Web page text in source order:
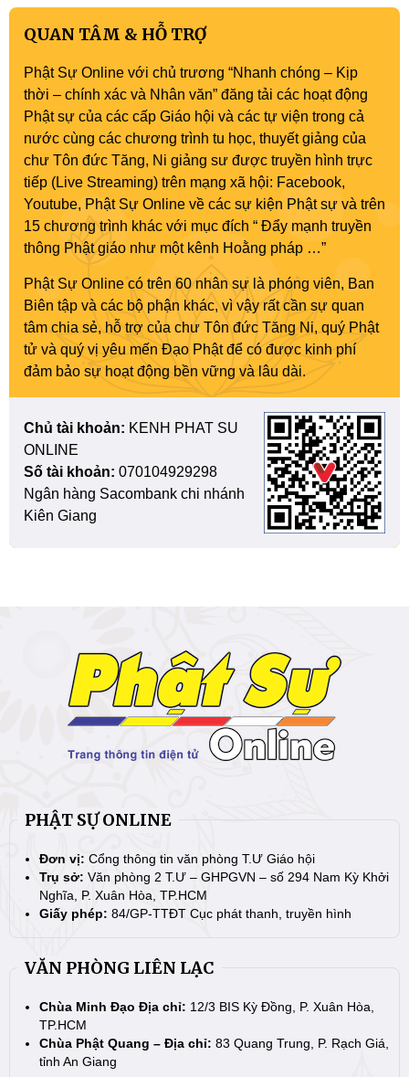
QUAN TÂM & HỖ TRỢ
Phật Sự Online với chủ trương “Nhanh chóng – Kịp
thời – chính xác và Nhân văn” đăng tải các hoạt động
Phật sự của các cấp Giáo hội và các tự viện trong cả
nước cùng các chương trình tu học, thuyết giảng của
chư Tôn đức Tăng, Ni giảng sư được truyền hình trực
tiếp (Live Streaming) trên mạng xã hội: Facebook,
Youtube, Phật Sự Online về các sự kiện Phật sự và trên
15 chương trình khác với mục đích “ Đẩy mạnh truyền
thông Phật giáo như một kênh Hoằng pháp …”
Phật Sự Online có trên 60 nhân sự là phóng viên, Ban
Biên tập và các bộ phận khác, vì vậy rất cần sự quan
tâm chia sẻ, hỗ trợ của chư Tôn đức Tăng Ni, quý Phật
tử và quý vị yêu mến Đạo Phật để có được kinh phí
đảm bảo sự hoạt động bền vững và lâu dài.
Chủ tài khoản: KENH PHAT SU
ONLINE
Số tài khoản: 070104929298
Ngân hàng Sacombank chi nhánh
Kiên Giang
PHẬT SỰ ONLINE
Đơn vị: Cổng thông tin văn phòng T.Ư Giáo hội
Trụ sở: Văn phòng 2 T.Ư – GHPGVN – số 294 Nam Kỳ Khởi
Nghĩa, P. Xuân Hòa, TP.HCM
Giấy phép: 84/GP-TTĐT Cục phát thanh, truyền hình
VĂN PHÒNG LIÊN LẠC
Chùa Minh Đạo Địa chỉ: 12/3 BIS Kỳ Đồng, P. Xuân Hòa,
TP.HCM
Chùa Phật Quang – Địa chỉ: 83 Quang Trung, P. Rạch Giá,
tỉnh An Giang